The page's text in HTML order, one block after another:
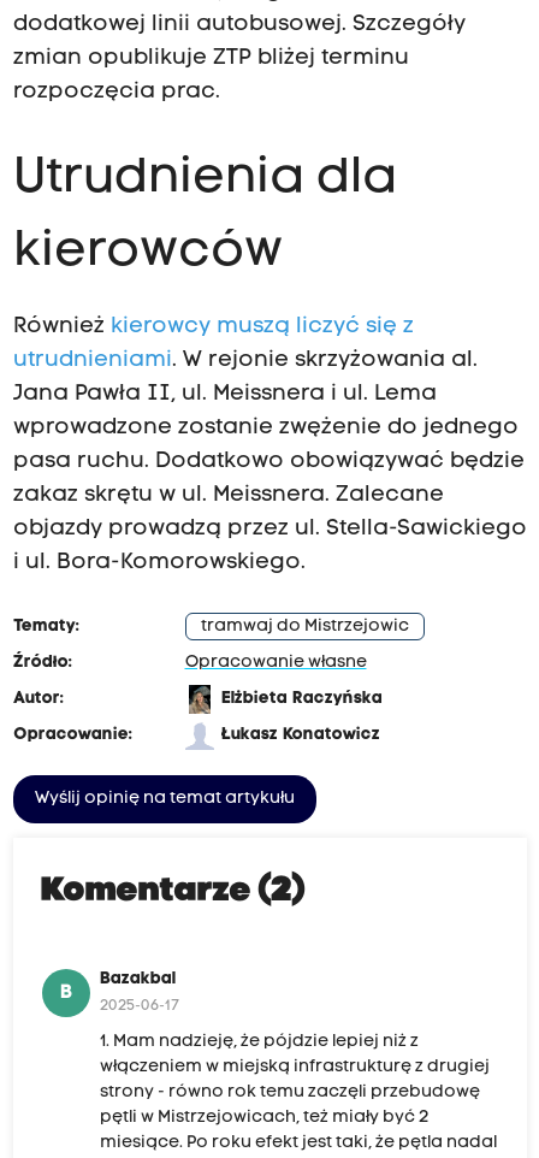
dodatkowej linii autobusowej. Szczegóły
zmian opublikuje ZTP bliżej terminu
rozpoczęcia prac.
Utrudnienia dla
kierowców
Również kierowcy muszą liczyć się z
utrudnieniami. W rejonie skrzyżowania al.
Jana Pawła II, ul. Meissnera i ul. Lema
wprowadzone zostanie zwężenie do jednego
pasa ruchu. Dodatkowo obowiązywać będzie
zakaz skrętu w ul. Meissnera. Zalecane
objazdy prowadzą przez ul. Stella-Sawickiego
i ul. Bora-Komorowskiego.
Tematy:
tramwaj do Mistrzejowic
Źródło:
Opracowanie własne
Autor:
Elżbieta Raczyńska
Opracowanie:
Łukasz Konatowicz
Wyślij opinię na temat artykułu
Komentarze (2)
B
Bazakbal
2025-06-17
1. Mam nadzieję, że pójdzie lepiej niż z
włączeniem w miejską infrastrukturę z drugiej
strony - równo rok temu zaczęli przebudowę
pętli w Mistrzejowicach, też miały być 2
miesiące. Po roku efekt jest taki, że pętla nadal